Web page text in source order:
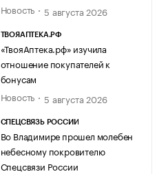
Новость
5 августа 2026
ТВОЯАПТЕКА.РФ
«ТвояАптека.рф» изучила
отношение покупателей к
бонусам
Новость
5 августа 2026
СПЕЦСВЯЗЬ РОССИИ
Во Владимире прошел молебен
небесному покровителю
Спецсвязи России